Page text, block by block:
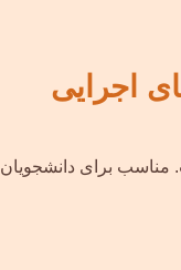
اجرایی
مناسب برای دانشجویان